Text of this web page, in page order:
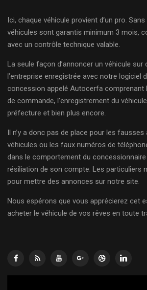
Ici, chaque véhicule provient d’un pro.
véhicules sont garantis minimum 3 mois,
avec un contrôle technique valable.
La seule façon d’annoncer un véhicule sur
l’entreprise enregistrée avec notre logiciel
concession appelé Autocerfa comprenant
de commande, l’enregistrement du
préfecture et bien plus encore.
Il n’y a donc pas de place pour les
véhicules ou les faux numéros de
dans le comportement du concessionnaire
résiliation de son compte. Les particuliers
pour mettre des annonces sur notre site.
Nous espérons que vous apprécierez cet
acheter le véhicule de vos rêves en toute